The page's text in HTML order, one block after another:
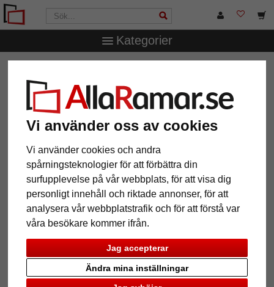
Vi använder oss av cookies
Vi använder cookies och andra
spårningsteknologier för att förbättra din
surfupplevelse på vår webbplats, för att visa dig
personligt innehåll och riktade annonser, för att
analysera vår webbplatstrafik och för att förstå var
våra besökare kommer ifrån.
Jag accepterar
Ändra mina inställningar
Kategorier
Barockram Isabel
Tillbaka